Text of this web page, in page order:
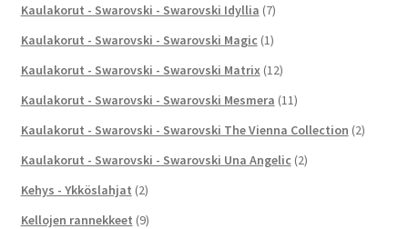
Kaulakorut - Swarovski - Swarovski Idyllia (7)
Kaulakorut - Swarovski - Swarovski Magic (1)
Kaulakorut - Swarovski - Swarovski Matrix (12)
Kaulakorut - Swarovski - Swarovski Mesmera (11)
Kaulakorut - Swarovski - Swarovski The Vienna Collection (2)
Kaulakorut - Swarovski - Swarovski Una Angelic (2)
Kehys - Ykköslahjat (2)
Kellojen rannekkeet (9)